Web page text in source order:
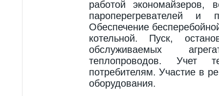
работой экономайзеров,
пароперегревателей и
Обеспечение
котельной. Пуск,
обслуживаемых
теплопроводов. Учет
потребителям. Участие в
оборудования.